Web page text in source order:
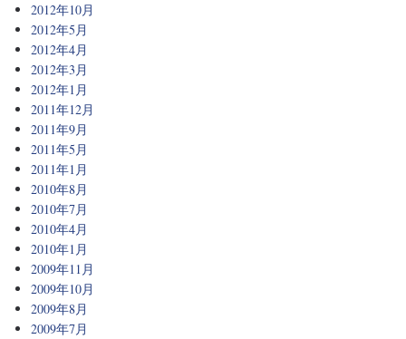
2012年10月
2012年5月
2012年4月
2012年3月
2012年1月
2011年12月
2011年9月
2011年5月
2011年1月
2010年8月
2010年7月
2010年4月
2010年1月
2009年11月
2009年10月
2009年8月
2009年7月